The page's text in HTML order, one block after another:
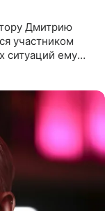
Дмитрию
участником
ситуаций ему